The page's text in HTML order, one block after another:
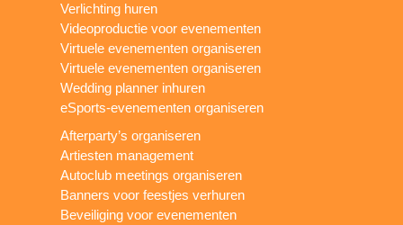
Verlichting huren
Videoproductie voor evenementen
Virtuele evenementen organiseren
Virtuele evenementen organiseren
Wedding planner inhuren
eSports-evenementen organiseren
Afterparty’s organiseren
Artiesten management
Autoclub meetings organiseren
Banners voor feestjes verhuren
Beveiliging voor evenementen